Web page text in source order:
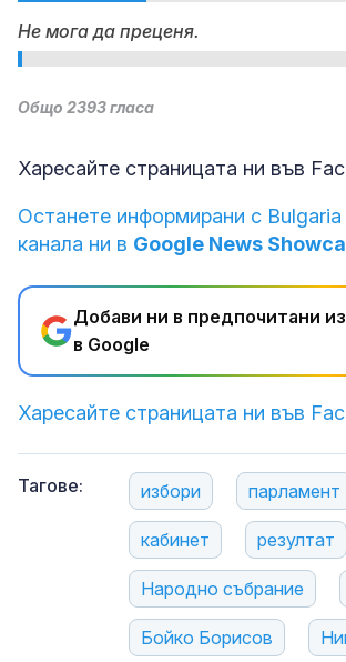
Не мога да преценя.
Общо 2393 гласа
Харесайте страницата ни във
Останете информирани с Bulgaria
канала ни в Google News
Добави ни в предпочитани
в Google
Харесайте страницата ни във
Тагове: избори парламент
кабинет резултат
Народно събрание
Бойко Борисов